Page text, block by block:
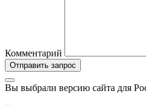
Комментарий
Отправить запрос
Вы выбрали версию сайта для